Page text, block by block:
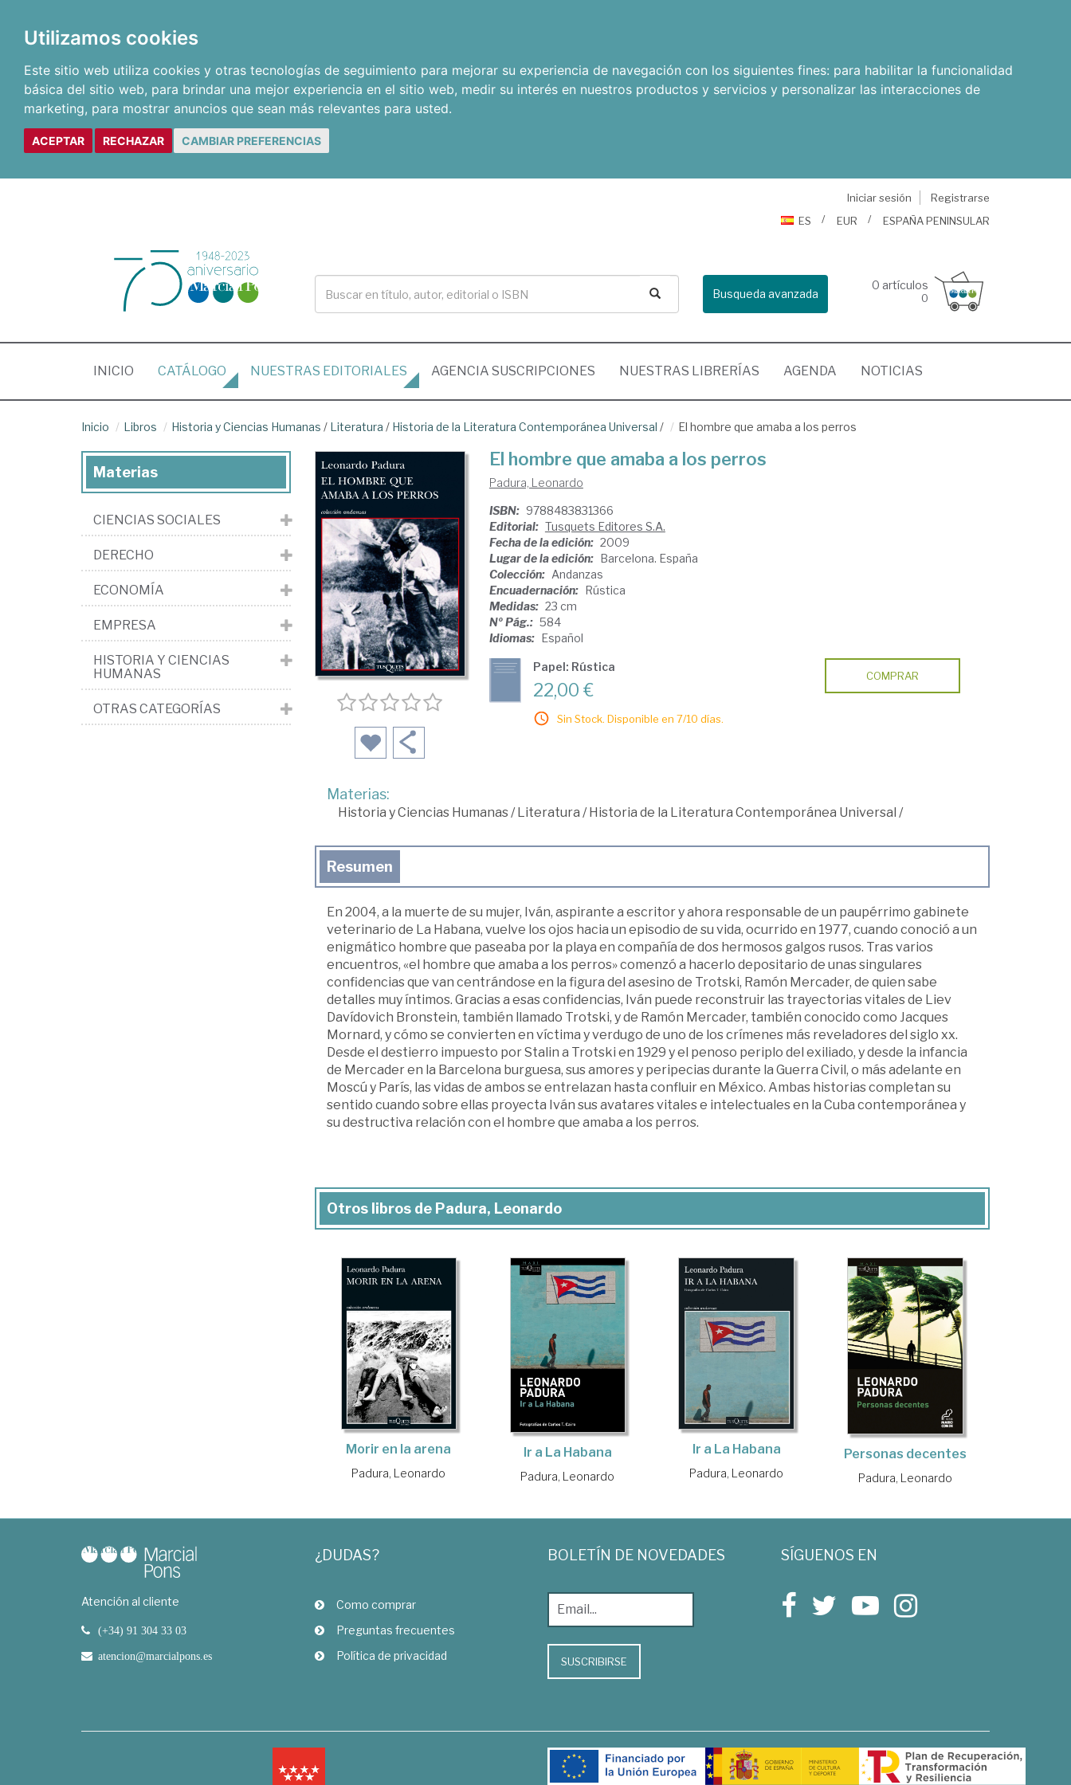
Utilizamos cookies
Este sitio web utiliza cookies y otras tecnologías de seguimiento para mejorar su experiencia de navegación con los siguientes fines: para habilitar la funcionalidad
básica del sitio web, para brindar una mejor experiencia en el sitio web, medir su interés en nuestros productos y servicios y personalizar las interacciones de
marketing, para mostrar anuncios que sean más relevantes para usted.
ACEPTAR RECHAZAR CAMBIAR PREFERENCIAS
Iniciar sesión
Registrarse
ES
EUR ESPAÑA PENINSULAR
Busqueda avanzada
0 artículos
0
INICIO (CURRENT)
CATÁLOGO NUESTRAS EDITORIALES AGENCIA SUSCRIPCIONES NUESTRAS LIBRERÍAS AGENDA NOTICIAS
Inicio Libros Historia y Ciencias Humanas / Literatura / Historia de la Literatura Contemporánea Universal / El hombre que amaba a los perros
El hombre que amaba a los perros
Padura, Leonardo
ISBN: 9788483831366
Editorial: Tusquets Editores S.A.
Fecha de la edición: 2009
Lugar de la edición: Barcelona. España
Colección: Andanzas
Encuadernación: Rústica
Medidas: 23 cm
Nº Pág.: 584
Idiomas: Español
Papel: Rústica
22,00 €
Sin Stock. Disponible en 7/10 días.
COMPRAR
Materias:
Historia y Ciencias Humanas/Literatura /Historia de la Literatura Contemporánea Universal /
Resumen
En 2004, a la muerte de su mujer, Iván, aspirante a escritor y ahora responsable de un paupérrimo gabinete
veterinario de La Habana, vuelve los ojos hacia un episodio de su vida, ocurrido en 1977, cuando conoció a un
enigmático hombre que paseaba por la playa en compañía de dos hermosos galgos rusos. Tras varios
encuentros, «el hombre que amaba a los perros» comenzó a hacerlo depositario de unas singulares
confidencias que van centrándose en la figura del asesino de Trotski, Ramón Mercader, de quien sabe
detalles muy íntimos. Gracias a esas confidencias, Iván puede reconstruir las trayectorias vitales de Liev
Davídovich Bronstein, también llamado Trotski, y de Ramón Mercader, también conocido como Jacques
Mornard, y cómo se convierten en víctima y verdugo de uno de los crímenes más reveladores del siglo xx.
Desde el destierro impuesto por Stalin a Trotski en 1929 y el penoso periplo del exiliado, y desde la infancia
de Mercader en la Barcelona burguesa, sus amores y peripecias durante la Guerra Civil, o más adelante en
Moscú y París, las vidas de ambos se entrelazan hasta confluir en México. Ambas historias completan su
sentido cuando sobre ellas proyecta Iván sus avatares vitales e intelectuales en la Cuba contemporánea y
su destructiva relación con el hombre que amaba a los perros.
Otros libros de Padura, Leonardo
Morir en la arena
Padura, Leonardo
Ir a La Habana
Padura, Leonardo
Ir a La Habana
Padura, Leonardo
Personas decentes
Padura, Leonardo
Materias
CIENCIAS SOCIALES
DERECHO
ECONOMÍA
EMPRESA
HISTORIA Y CIENCIAS
HUMANAS
OTRAS CATEGORÍAS
Atención al cliente
(+34) 91 304 33 03
atencion@marcialpons.es
¿DUDAS?
Como comprar
Preguntas frecuentes
Política de privacidad
BOLETÍN DE NOVEDADES
SUSCRIBIRSE
SÍGUENOS EN